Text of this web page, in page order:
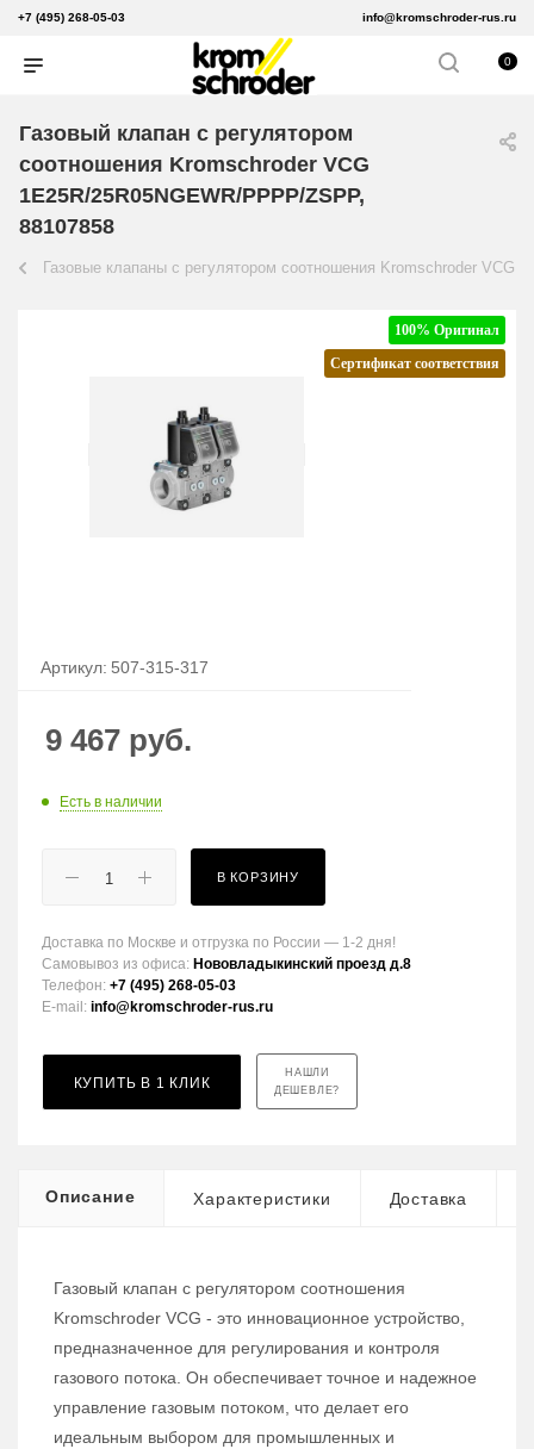
+7 (495) 268-05-03 info@kromschroder-rus.ru
0
Газовый клапан с регулятором
соотношения Kromschroder VCG
1E25R/25R05NGEWR/PPPP/ZSPP,
88107858
Газовые клапаны с регулятором соотношения Kromschroder VCG
100% Оригинал
Сертификат соответствия
Артикул: 507-315-317
9 467 руб.
Есть в наличии
В КОРЗИНУ
Доставка по Москве и отгрузка по России — 1-2 дня!
Самовывоз из офиса: Нововладыкинский проезд д.8
Телефон: +7 (495) 268-05-03
E-mail: info@kromschroder-rus.ru
КУПИТЬ В 1 КЛИК
НАШЛИ
ДЕШЕВЛЕ?
Описание Характеристики Доставка
Газовый клапан с регулятором соотношения
Kromschroder VCG - это инновационное устройство,
предназначенное для регулирования и контроля
газового потока. Он обеспечивает точное и надежное
управление газовым потоком, что делает его
идеальным выбором для промышленных и